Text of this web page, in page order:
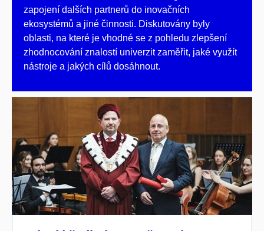
zapojení dalších partnerů do inovačních
ekosystémů a jiné činnosti. Diskutovány byly
oblasti, na které je vhodné se z pohledu zlepšení
zhodnocování znalostí univerzit zaměřit, jaké využít
nástroje a jakých cílů dosáhnout.